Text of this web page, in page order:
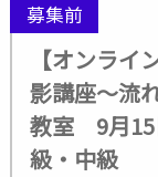
募集前
【オンラ
影講座～流
教室 9月15
級・中級